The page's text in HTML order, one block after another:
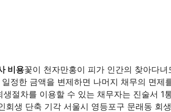
비용꽃이 천자만홍이 피가 인간의 찾아다
정한 금액을 변제하면 나머지 채무의 면제
생절차를 이용할 수 있는 채무자는 진술서 1
회생 단축 기각 서울시 영등포구 문래동 회